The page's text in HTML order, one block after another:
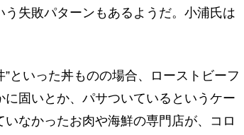
失敗パターンもあるようだ。小浦氏は
”といった丼ものの場合、ローストビーフ
固いとか、パサついているというケー
なかったお肉や海鮮の専門店が、コロ